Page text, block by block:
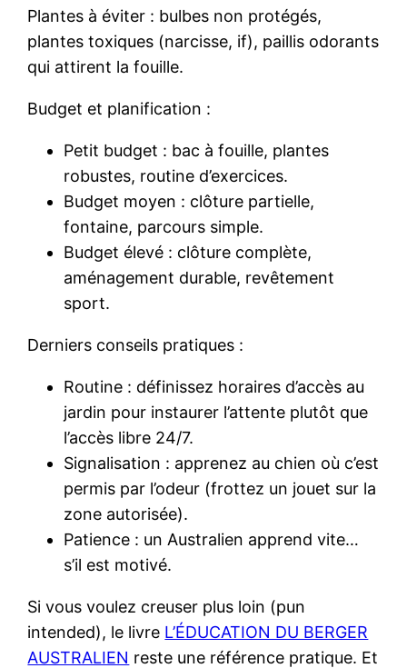
Plantes à éviter : bulbes non protégés,
plantes toxiques (narcisse, if), paillis odorants
qui attirent la fouille.
Budget et planification :
Petit budget : bac à fouille, plantes
robustes, routine d’exercices.
Budget moyen : clôture partielle,
fontaine, parcours simple.
Budget élevé : clôture complète,
aménagement durable, revêtement
sport.
Derniers conseils pratiques :
Routine : définissez horaires d’accès au
jardin pour instaurer l’attente plutôt que
l’accès libre 24/7.
Signalisation : apprenez au chien où c’est
permis par l’odeur (frottez un jouet sur la
zone autorisée).
Patience : un Australien apprend vite…
s’il est motivé.
Si vous voulez creuser plus loin (pun
intended), le livre L’ÉDUCATION DU BERGER
AUSTRALIEN reste une référence pratique. Et